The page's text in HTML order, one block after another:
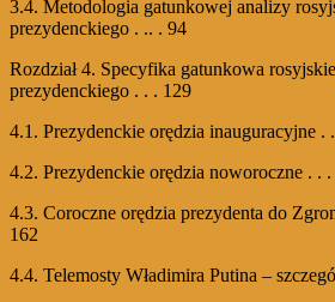
3.4. Metodologia gatunkowej analizy
prezydenckiego . .. . 94
Rozdział 4. Specyfika gatunkowa
prezydenckiego . . . 129
4.1. Prezydenckie orędzia inauguracyjne .
4.2. Prezydenckie orędzia noworoczne . .
4.3. Coroczne orędzia prezydenta do
162
4.4. Telemosty Władimira Putina –